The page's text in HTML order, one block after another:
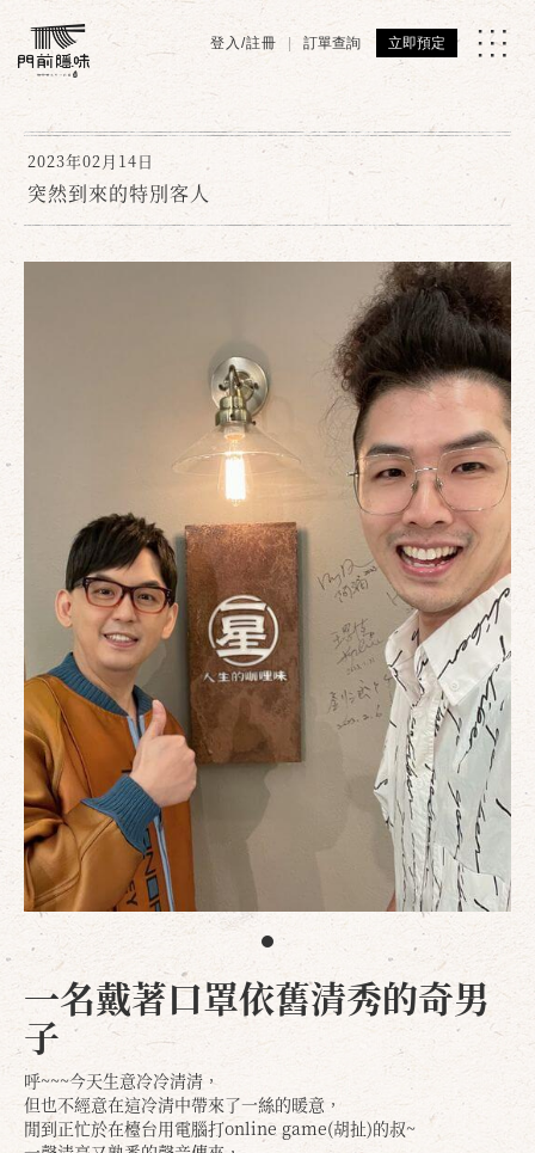
登入/註冊 訂單查詢 立即預定
2023年02月14日
突然到來的特別客人
一名戴著口罩依舊清秀的奇男
子
呼~~~今天生意冷冷清清，
但也不經意在這冷清中帶來了一絲的暖意，
閒到正忙於在檯台用電腦打online game(胡扯)的叔~